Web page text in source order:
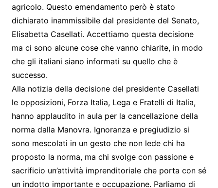
agricolo. Questo emendamento però è stato
dichiarato inammissibile dal presidente del Senato,
Elisabetta Casellati. Accettiamo questa decisione
ma ci sono alcune cose che vanno chiarite, in modo
che gli italiani siano informati su quello che è
successo.
Alla notizia della decisione del presidente Casellati
le opposizioni, Forza Italia, Lega e Fratelli di Italia,
hanno applaudito in aula per la cancellazione della
norma dalla Manovra. Ignoranza e pregiudizio si
sono mescolati in un gesto che non lede chi ha
proposto la norma, ma chi svolge con passione e
sacrificio un’attività imprenditoriale che porta con sé
un indotto importante e occupazione. Parliamo di